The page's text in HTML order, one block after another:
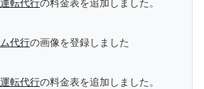
代行の画像を登録しました
転代行の料金表を追加しました。